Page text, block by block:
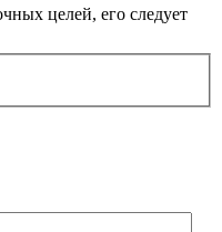
целей, его следует